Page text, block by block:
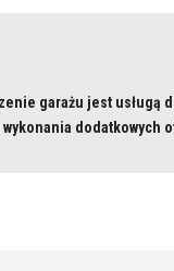
garażu jest usługą